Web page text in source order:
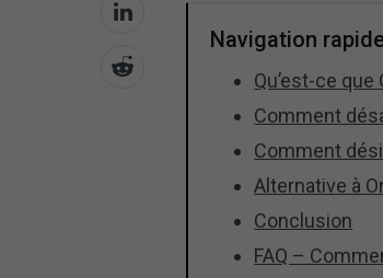
Navigation
Qu’est-ce que
Comment
Comment
Alternative à
Conclusion
FAQ –